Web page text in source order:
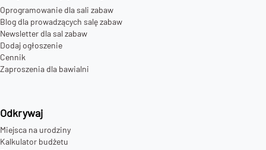
Oprogramowanie dla sali zabaw
Blog dla prowadzących salę zabaw
Newsletter dla sal zabaw
Dodaj ogłoszenie
Cennik
Zaproszenia dla bawialni
Odkrywaj
Miejsca na urodziny
Kalkulator budżetu